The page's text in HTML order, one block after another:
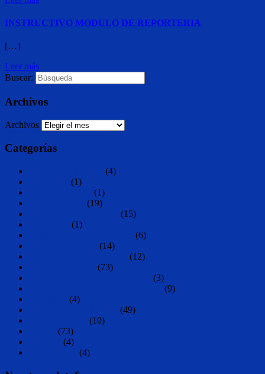
INSTRUCTIVO MODULO DE REPORTERIA
[…]
Leer más
Buscar:
Archivos
Archivos
Categorías
(4)
(1)
(1)
(19)
(15)
(1)
(6)
(14)
(12)
(73)
(3)
(9)
(4)
(49)
(10)
(73)
(4)
(4)